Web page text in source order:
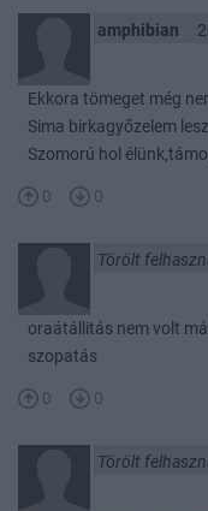
amphibian
Ekkora tömeget még
Sima birkagyőzelem
Szomorú hol
0 0
Törölt
oraátállitás nem volt
szopatás
0 0
Törölt